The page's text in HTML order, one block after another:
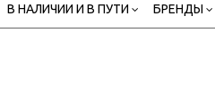
В НАЛИЧИИ И В ПУТИ БРЕНДЫ